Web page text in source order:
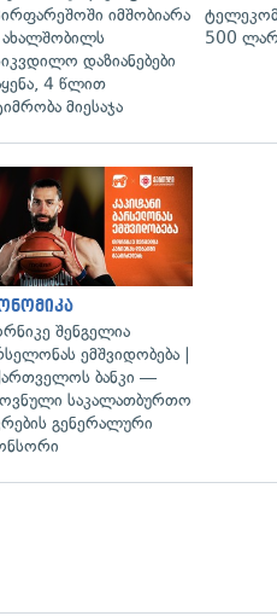
იმშობიარა
დაზიანებები
4 წლით
მიესაჯა
500
შენგელია
ემშვიდობება |
ბანკი —
საკალათბურთო
გენერალური